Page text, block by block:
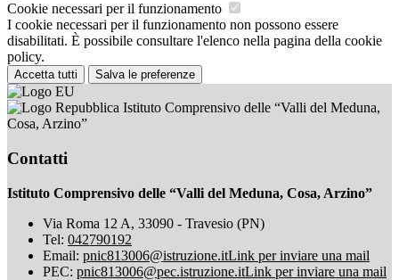
Cookie necessari per il funzionamento
I cookie necessari per il funzionamento non possono essere
disabilitati. È possibile consultare l'elenco nella pagina della cookie
policy.
Accetta tutti Salva le preferenze
Istituto Comprensivo delle “Valli del Meduna,
Cosa, Arzino”
Contatti
Istituto Comprensivo delle “Valli del Meduna, Cosa, Arzino”
Via Roma 12 A, 33090 - Travesio (PN)
Tel: 042790192
Email: pnic813006@istruzione.itLink per inviare una mail
PEC: pnic813006@pec.istruzione.itLink per inviare una mail